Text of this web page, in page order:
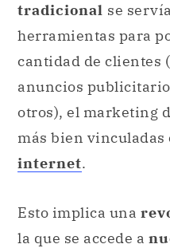
tradicional se
herramientas para
cantidad de clientes (
anuncios
otros), el marketing
más bien
internet.
Esto implica una
la que se accede a